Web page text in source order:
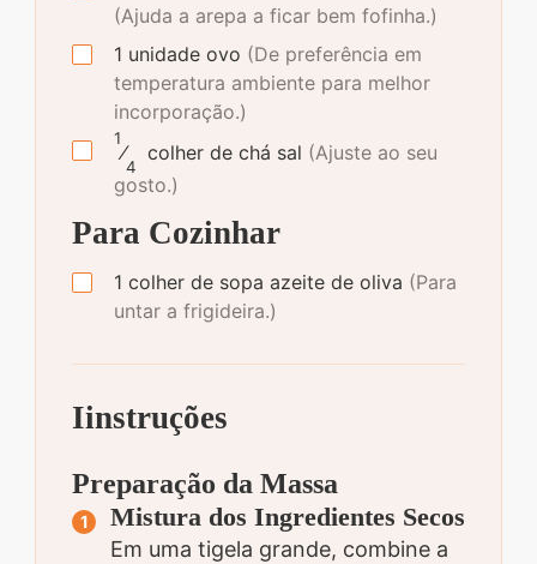
(Ajuda a arepa a ficar bem fofinha.)
1 unidade ovo (De preferência em
temperatura ambiente para melhor
incorporação.)
1
⁄
4
colher de chá sal (Ajuste ao seu
gosto.)
Para Cozinhar
1 colher de sopa azeite de oliva (Para
untar a frigideira.)
Iinstruções
Preparação da Massa
Mistura dos Ingredientes Secos
Em uma tigela grande, combine a